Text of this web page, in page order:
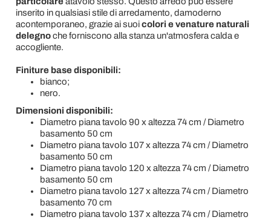
inserito in qualsiasi stile di arredamento, damoderno
acontemporaneo, grazie ai suoicolori e venature naturali
delegnoche forniscono alla stanza un'atmosfera calda e
accogliente.
Finiture base disponibili:
bianco;
nero.
Dimensioni disponibili:
Diametro piana tavolo 90 x altezza 74 cm / Diametro
basamento 50 cm
Diametro piana tavolo 107 x altezza 74 cm / Diametro
basamento 50 cm
Diametro piana tavolo 120 x altezza 74 cm / Diametro
basamento 50 cm
Diametro piana tavolo 127 x altezza 74 cm / Diametro
basamento 70 cm
Diametro piana tavolo 137 x altezza 74 cm / Diametro